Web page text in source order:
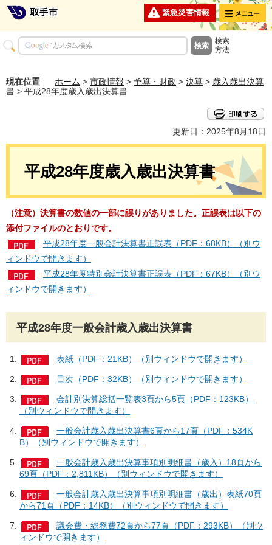
緊急災害情報 メニュー
検索
方法
現在位置 ホーム > 市政情報 > 予算・財政 > 決算 > 歳入歳出決算
書 > 平成28年度歳入歳出決算書
更新日：2025年8月18日
平成28年度歳入歳出決算書
（注意）決算書の数値の一部に誤りがありました。正誤表は以下の
添付ファイルのとおりです。
平成28年度一般会計決算書正誤表（PDF：68KB）（別ウ
ィンドウで開きます）
平成28年度特別会計決算書正誤表（PDF：67KB）（別ウ
ィンドウで開きます）
平成28年度一般会計歳入歳出決算書
表紙（PDF：21KB）（別ウィンドウで開きます）
目次（PDF：32KB）（別ウィンドウで開きます）
会計別決算総括一覧表3頁から5頁（PDF：123KB）
（別ウィンドウで開きます）
一般会計歳入歳出決算書6頁から17頁（PDF：534K
B）（別ウィンドウで開きます）
一般会計歳入歳出決算事項別明細書（歳入）18頁から
69頁（PDF：2,811KB）（別ウィンドウで開きます）
一般会計歳入歳出決算事項別明細書（歳出）表紙70頁
から71頁（PDF：14KB）（別ウィンドウで開きます）
議会費・総務費72頁から77頁（PDF：293KB）（別ウ
ィンドウで開きます）